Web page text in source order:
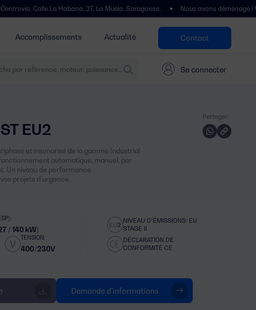
Accomplissements Actualité Contact
Se connecter
La Habana, 27, La Muela, Saragosse. Nous avons déménagé ! Vous nous
Partager:
EU2
et insonorisé de la gamme Industrial
automatique, manuel, par
Un niveau de performance
projets d’urgence.
/ 140 kW)
TENSION:
400/230V
NIVEAU D’ÉMISSIONS: EU
STAGE II
DÉCLARATION DE
CONFORMITÉ CE
Demande d'informations